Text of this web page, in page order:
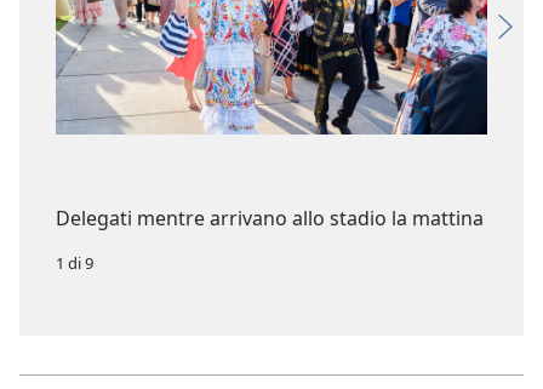
Delegati mentre arrivano allo stadio la mattina
1 di 9